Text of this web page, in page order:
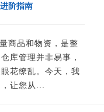
阶指南
商品和物资，是整
库管理并非易事，
花缭乱。今天，我
让您从...